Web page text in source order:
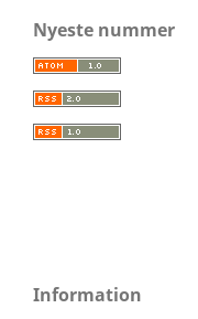
Nyeste nummer
Information